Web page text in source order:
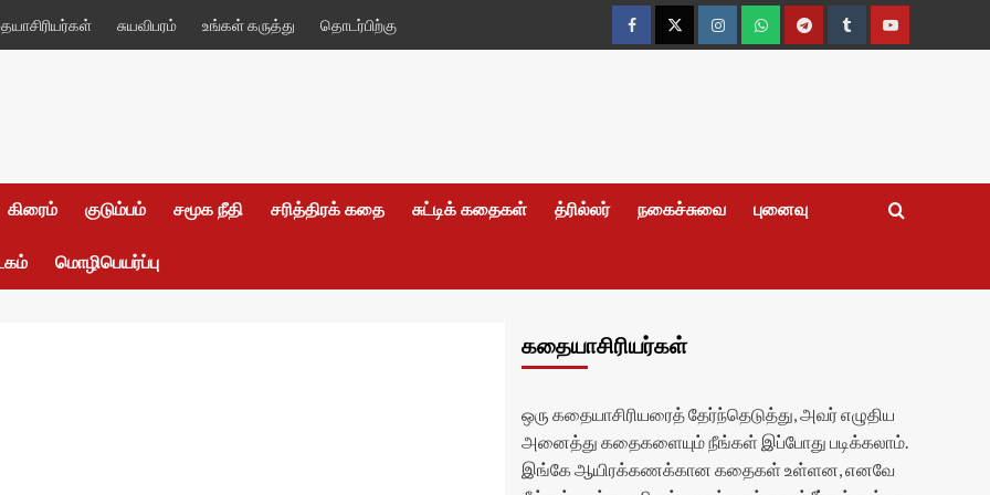
சுயவிபரம் உங்கள் கருத்து தொடர்பிற்கு
FacebookTwitterInstagramWhatsappTelegramTumblrYouTube
கிரைம் குடும்பம் சமூக நீதி சரித்திரக் கதை சுட்டிக் கதைகள் த்ரில்லர் நகைச்சுவை புனைவு
மொழிபெயர்ப்பு
கதையாசிரியர்கள்
ஒரு கதையாசிரியரைத் தேர்ந்தெடுத்து, அவர் எழுதிய
அனைத்து கதைகளையும் நீங்கள் இப்போது படிக்கலாம்.
இங்கே ஆயிரக்கணக்கான கதைகள் உள்ளன, எனவே